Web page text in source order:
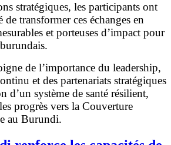
stratégiques, les participants ont
de transformer ces échanges en
et porteuses d’impact pour
de l’importance du leadership,
et des partenariats stratégiques
d’un système de santé résilient,
progrès vers la Couverture
au Burundi.